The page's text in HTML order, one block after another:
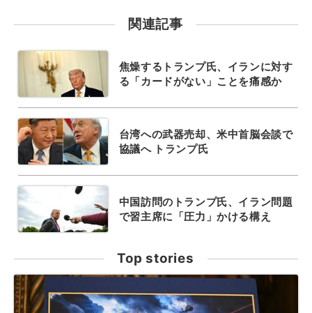
関連記事
焦燥するトランプ氏、イランに対す
る「カードがない」ことを痛感か
台湾への武器売却、米中首脳会談で
協議へ トランプ氏
中国訪問のトランプ氏、イラン問題
で習主席に「圧力」かける構え
Top stories